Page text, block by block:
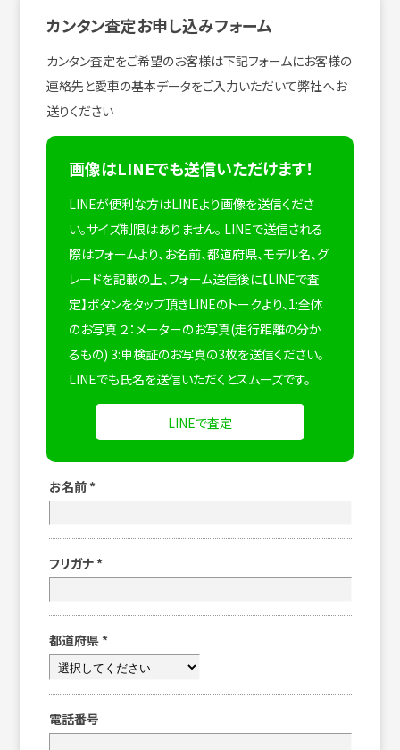
カンタン査定お申し込みフォーム
カンタン査定をご希望のお客様は下記フォームにお客様の
連絡先と愛車の基本データをご入力いただいて弊社へお
送りください
画像はLINEでも送信いただけます！
LINEが便利な方はLINEより画像を送信くださ
い。サイズ制限はありません。 LINEで送信される
際はフォームより、お名前、都道府県、モデル名、グ
レードを記載の上、フォーム送信後に【LINEで査
定】ボタンをタップ頂きLINEのトークより、1:全体
のお写真 ２：メーターのお写真(走行距離の分か
るもの) 3:車検証のお写真の3枚を送信ください。
LINEでも氏名を送信いただくとスムーズです。
LINEで査定
お名前 *
フリガナ *
都道府県 *
電話番号